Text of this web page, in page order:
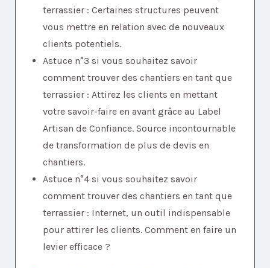
terrassier : Certaines structures peuvent
vous mettre en relation avec de nouveaux
clients potentiels.
Astuce n°3 si vous souhaitez savoir
comment trouver des chantiers en tant que
terrassier : Attirez les clients en mettant
votre savoir-faire en avant grâce au Label
Artisan de Confiance. Source incontournable
de transformation de plus de devis en
chantiers.
Astuce n°4 si vous souhaitez savoir
comment trouver des chantiers en tant que
terrassier : Internet, un outil indispensable
pour attirer les clients. Comment en faire un
levier efficace ?